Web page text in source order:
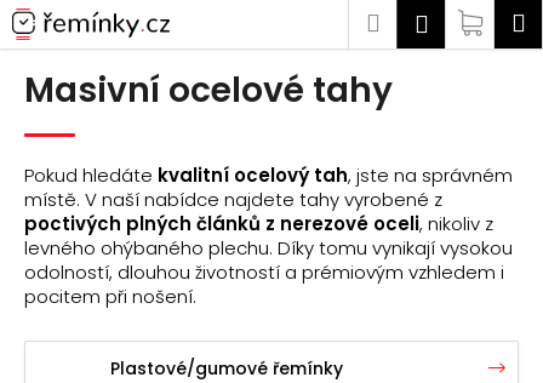
Přejít
na
HledatPřihlášení
Masivní ocelové tahy
Pokud hledáte kvalitní ocelový tah, jste na správném
místě. V naší nabídce najdete tahy vyrobené z
poctivých plných článků z nerezové oceli, nikoliv z
levného ohýbaného plechu. Díky tomu vynikají vysokou
odolností, dlouhou životností a prémiovým vzhledem i
pocitem při nošení.
Plastové/gumové řemínky
K
o Zpět
Zpět
C
o
p
o
t
ř
e
b